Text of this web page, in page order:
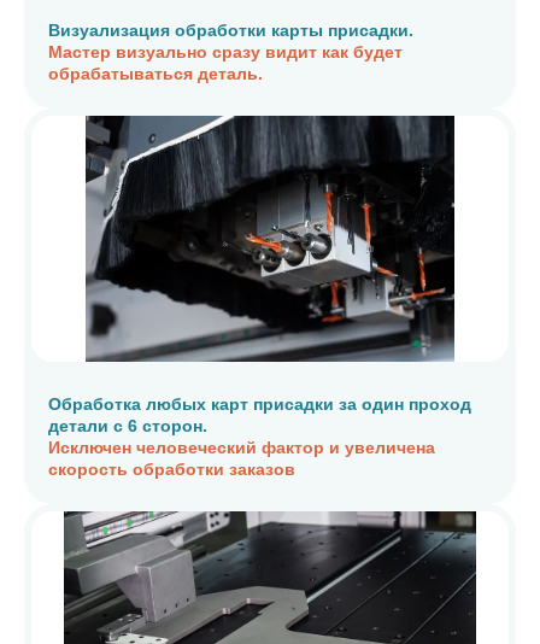
Визуализация обработки карты присадки.
Мастер визуально сразу видит как будет
обрабатываться деталь.
Обработка любых карт присадки за один проход
детали с 6 сторон.
Исключен человеческий фактор и увеличена
скорость обработки заказов